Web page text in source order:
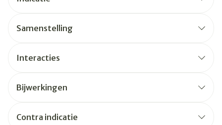
Samenstelling
Interacties
Bijwerkingen
Contra indicatie